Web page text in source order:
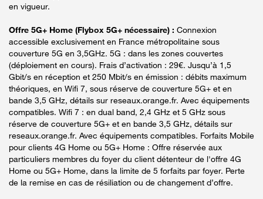
en vigueur.
Offre 5G+ Home (Flybox 5G+ nécessaire) : Connexion
accessible exclusivement en France métropolitaine sous
couverture 5G en 3,5GHz. 5G : dans les zones couvertes
(déploiement en cours). Frais d’activation : 29€. Jusqu’à 1,5
Gbit/s en réception et 250 Mbit/s en émission : débits maximum
théoriques, en Wifi 7, sous réserve de couverture 5G+ et en
bande 3,5 GHz, détails sur reseaux.orange.fr. Avec équipements
compatibles. Wifi 7 : en dual band, 2,4 GHz et 5 GHz sous
réserve de couverture 5G+ et en bande 3,5 GHz, détails sur
reseaux.orange.fr. Avec équipements compatibles. Forfaits Mobile
pour clients 4G Home ou 5G+ Home : Offre réservée aux
particuliers membres du foyer du client détenteur de l'offre 4G
Home ou 5G+ Home, dans la limite de 5 forfaits par foyer. Perte
de la remise en cas de résiliation ou de changement d’offre.